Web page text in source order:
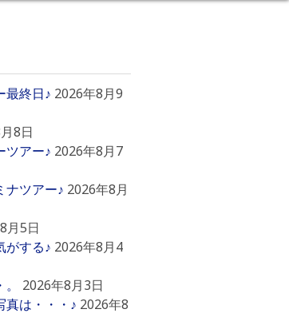
最終日♪ 2026年8月9
8日
ツアー♪ 2026年8月7
ナツアー♪ 2026年8月
月5日
がする♪ 2026年8月4
2026年8月3日
真は・・・♪ 2026年8